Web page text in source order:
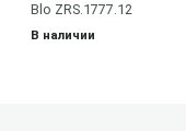
Blo ZRS.1777.12
В наличии